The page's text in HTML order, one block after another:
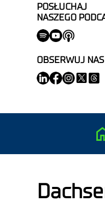
POSŁUCHAJ
NASZEGO
OBSERWUJ NAS